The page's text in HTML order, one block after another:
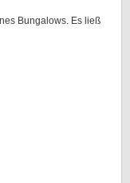
Bungalows. Es ließ